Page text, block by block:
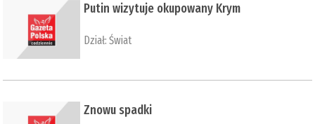
Putin wizytuje okupowany Krym
Dział:Świat
Znowu spadki